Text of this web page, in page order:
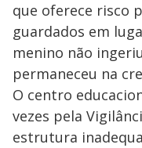
que oferece risco
guardados em
menino não
permaneceu na
O centro
vezes pela
estrutura